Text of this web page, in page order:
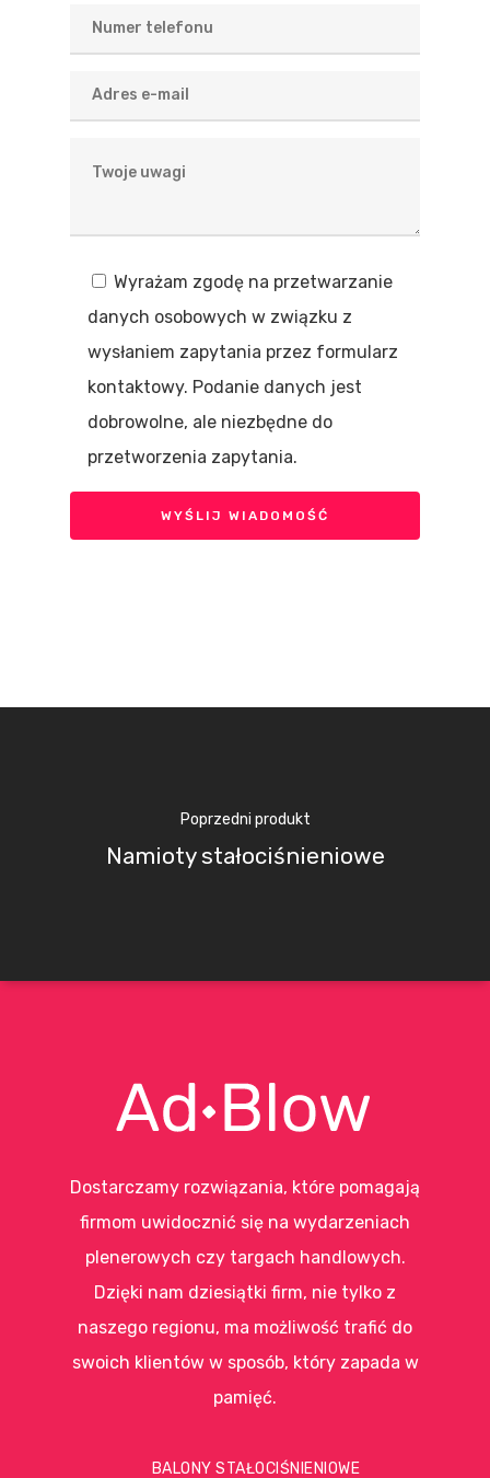
Wyrażam zgodę na przetwarzanie
danych osobowych w związku z
wysłaniem zapytania przez formularz
kontaktowy. Podanie danych jest
dobrowolne, ale niezbędne do
przetworzenia zapytania.
Poprzedni produkt
Namioty stałociśnieniowe
Dostarczamy rozwiązania, które pomagają
firmom uwidocznić się na wydarzeniach
plenerowych czy targach handlowych.
Dzięki nam dziesiątki firm, nie tylko z
naszego regionu, ma możliwość trafić do
swoich klientów w sposób, który zapada w
pamięć.
BALONY STAŁOCIŚNIENIOWE